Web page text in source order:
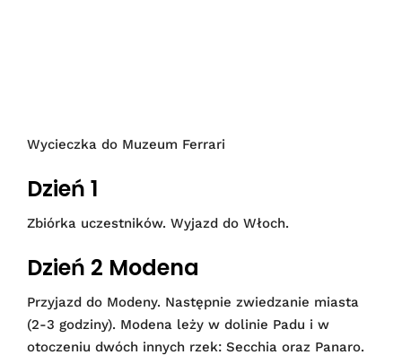
Wycieczka do Muzeum Ferrari
Dzień 1
Zbiórka uczestników. Wyjazd do Włoch.
Dzień 2 Modena
Przyjazd do Modeny. Następnie zwiedzanie miasta
(2-3 godziny). Modena leży w dolinie Padu i w
otoczeniu dwóch innych rzek: Secchia oraz Panaro.